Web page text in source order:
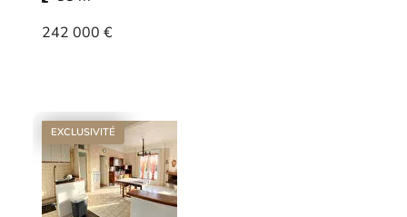
242 000 €
EXCLUSIVITÉ